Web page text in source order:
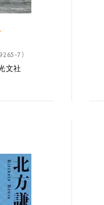
7）
文社